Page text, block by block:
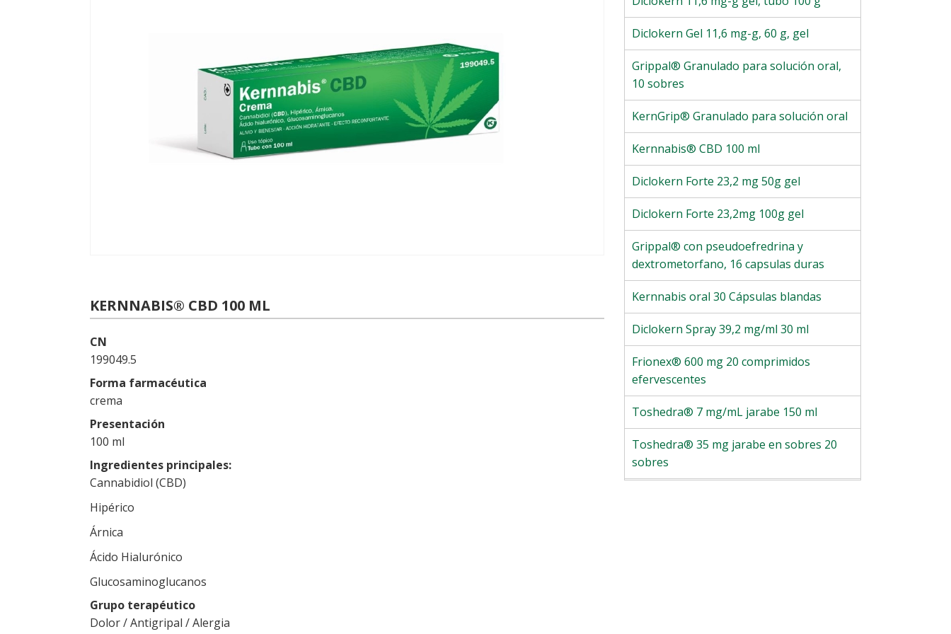
Diclokern Gel 11,6 mg-g, 60 g, gel
Grippal® Granulado para solución oral,
10 sobres
KernGrip® Granulado para solución oral
Kernnabis® CBD 100 ml
Diclokern Forte 23,2 mg 50g gel
Diclokern Forte 23,2mg 100g gel
Grippal® con pseudoefredrina y
dextrometorfano, 16 capsulas duras
Kernnabis oral 30 Cápsulas blandas
Diclokern Spray 39,2 mg/ml 30 ml
Frionex® 600 mg 20 comprimidos
efervescentes
Toshedra® 7 mg/mL jarabe 150 ml
Toshedra® 35 mg jarabe en sobres 20
sobres
KERNNABIS® CBD 100 ML
CN
199049.5
Forma farmacéutica
crema
Presentación
100 ml
Ingredientes principales
Cannabidiol (CBD)
Hipérico
Árnica
Ácido Hialurónico
Glucosaminoglucanos
Grupo terapéutico
Dolor / Antigripal / Alergia